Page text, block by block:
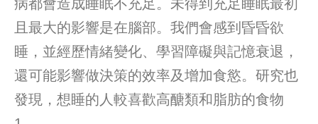
病都會造成睡眠不充足。未得到充足睡眠最初
且最大的影響是在腦部。我們會感到昏昏欲
睡，並經歷情緒變化、學習障礙與記憶衰退，
還可能影響做決策的效率及增加食慾。研究也
發現，想睡的人較喜歡高醣類和脂肪的食物